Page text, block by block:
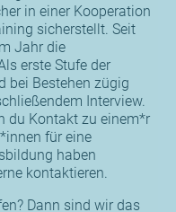
in einer Kooperation
sicherstellt. Seit
Jahr die
erste Stufe der
bei Bestehen zügig
Interview.
du Kontakt zu einem*r
für eine
haben
kontaktieren.
Dann sind wir das